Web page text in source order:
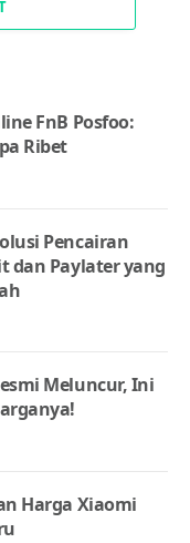
FnB Posfoo:
Ribet
Pencairan
dan Paylater yang
Meluncur, Ini
Harga Xiaomi